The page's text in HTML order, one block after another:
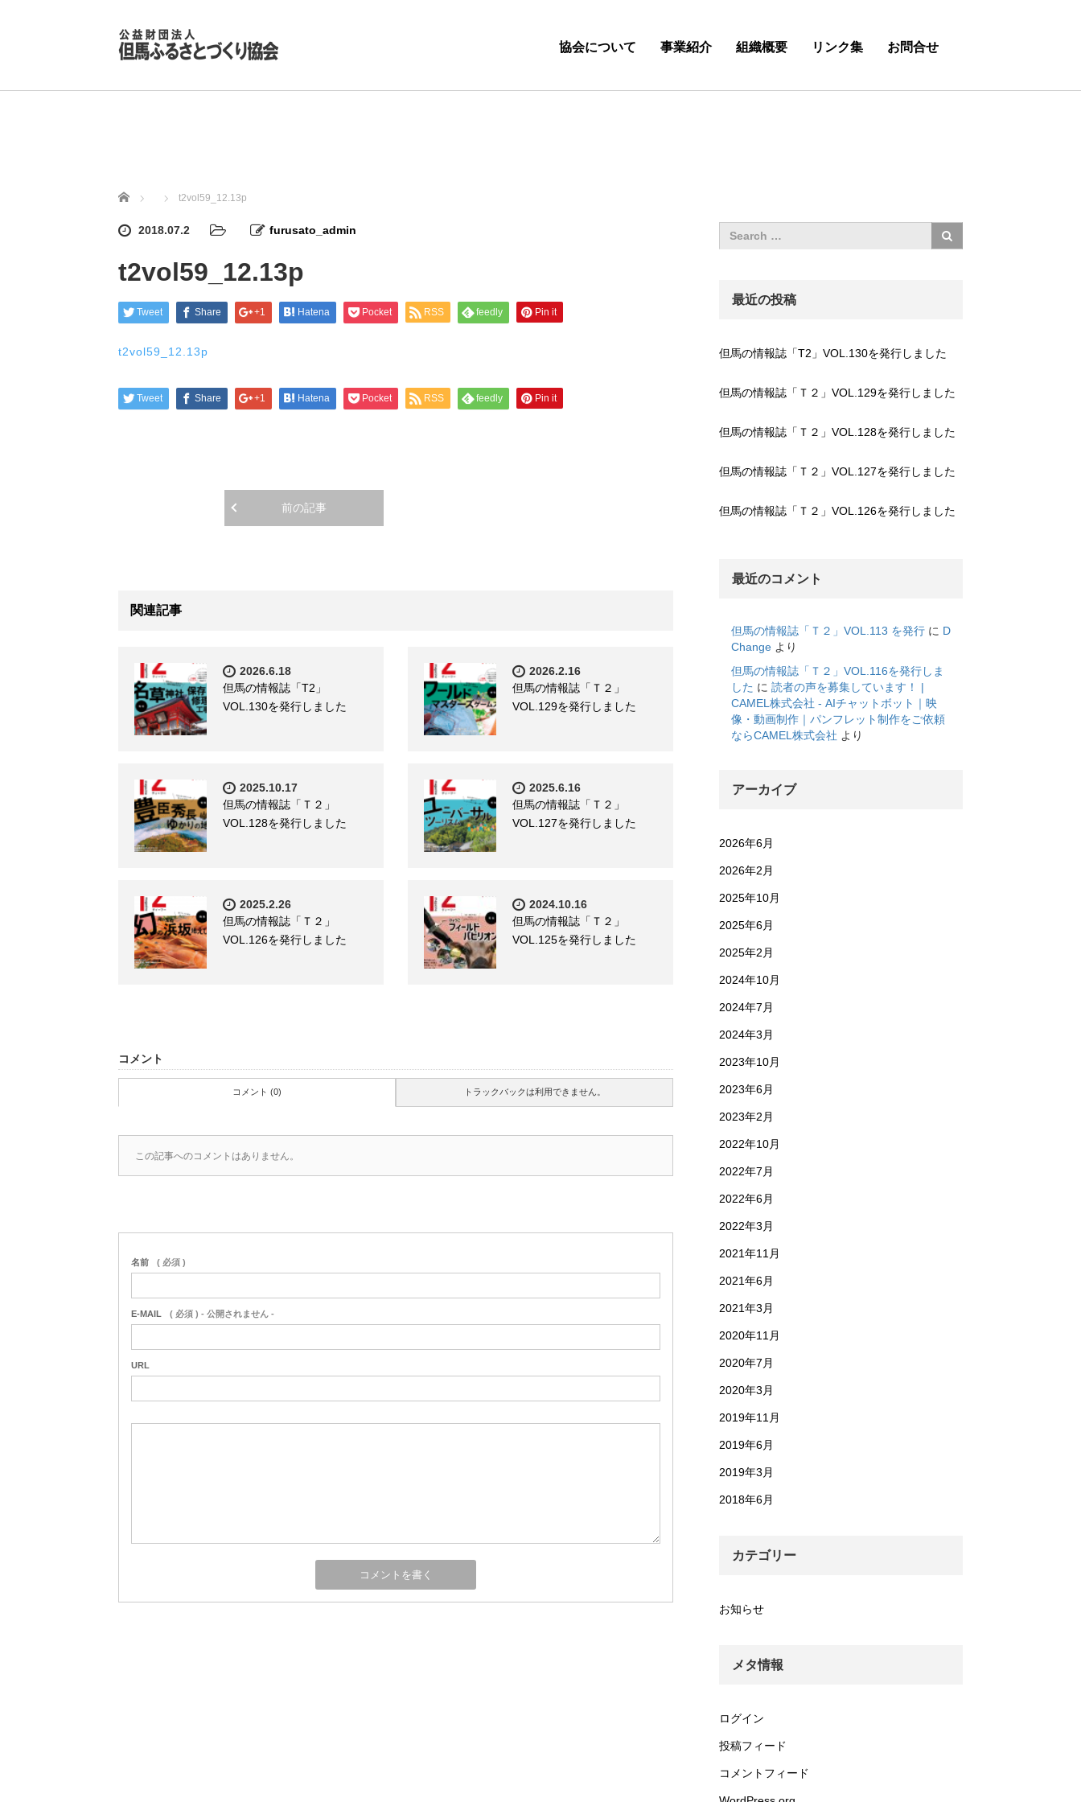
協会について 事業紹介 組織概要 リンク集 お問合せ
ホーム t2vol59_12.13p
2018.07.2 furusato_admin
t2vol59_12.13p
Tweet Share +1 Hatena Pocket RSS feedly Pin it
t2vol59_12.13p
Tweet Share +1 Hatena Pocket RSS feedly Pin it
前の記事
関連記事
2026.6.18
但馬の情報誌「T2」
VOL.130を発行しました
2026.2.16
但馬の情報誌「Ｔ２」
VOL.129を発行しました
2025.10.17
但馬の情報誌「Ｔ２」
VOL.128を発行しました
2025.6.16
但馬の情報誌「Ｔ２」
VOL.127を発行しました
2025.2.26
但馬の情報誌「Ｔ２」
VOL.126を発行しました
2024.10.16
但馬の情報誌「Ｔ２」
VOL.125を発行しました
コメント
コメント (0) トラックバックは利用できません。
この記事へのコメントはありません。
名前 ( 必須 )
E-MAIL ( 必須 ) - 公開されません -
URL
最近の投稿
但馬の情報誌「T2」VOL.130を発行しました
但馬の情報誌「Ｔ２」VOL.129を発行しました
但馬の情報誌「Ｔ２」VOL.128を発行しました
但馬の情報誌「Ｔ２」VOL.127を発行しました
但馬の情報誌「Ｔ２」VOL.126を発行しました
最近のコメント
但馬の情報誌「Ｔ２」VOL.113 を発行 に D
Change より
但馬の情報誌「Ｔ２」VOL.116を発行しま
した に 読者の声を募集しています！ |
CAMEL株式会社 - AIチャットボット｜映
像・動画制作｜パンフレット制作をご依頼
ならCAMEL株式会社 より
アーカイブ
2026年6月
2026年2月
2025年10月
2025年6月
2025年2月
2024年10月
2024年7月
2024年3月
2023年10月
2023年6月
2023年2月
2022年10月
2022年7月
2022年6月
2022年3月
2021年11月
2021年6月
2021年3月
2020年11月
2020年7月
2020年3月
2019年11月
2019年6月
2019年3月
2018年6月
カテゴリー
お知らせ
メタ情報
ログイン
投稿フィード
コメントフィード